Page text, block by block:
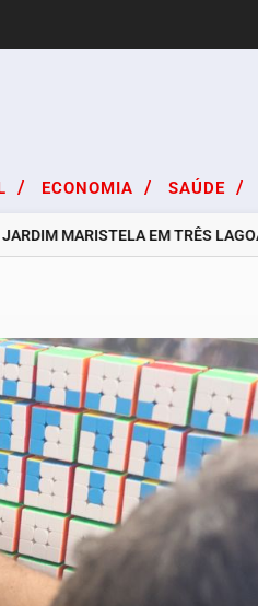
/ ECONOMIA / SAÚDE /
MARISTELA EM TRÊS LAGOAS